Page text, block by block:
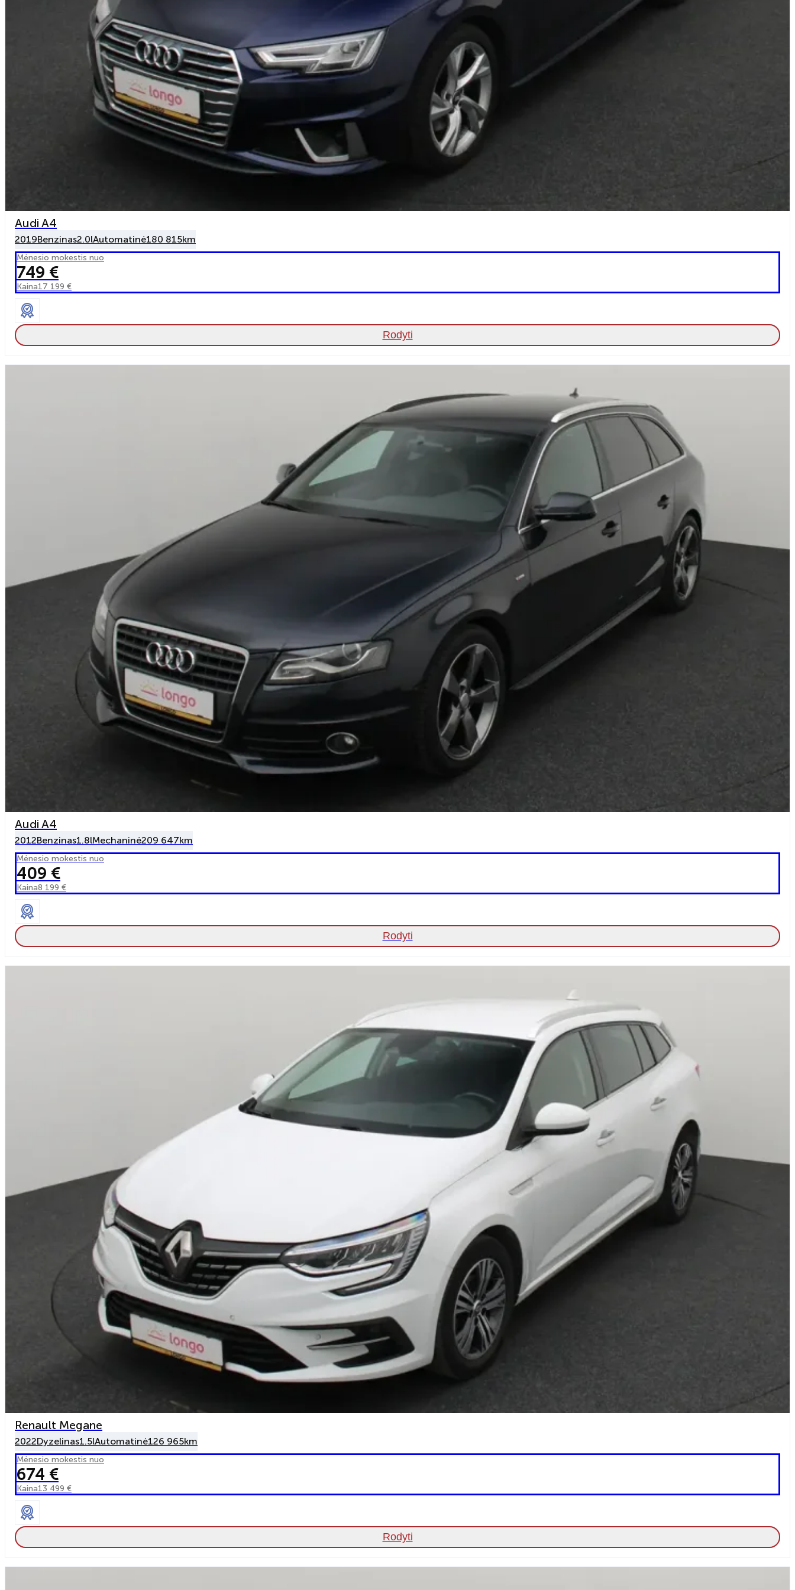
Audi A4
2019Benzinas2.0lAutomatinė180 815km
Mėnesio mokestis nuo
749 €
Kaina17 199 €
Rodyti
Audi A4
2012Benzinas1.8lMechaninė209 647km
Mėnesio mokestis nuo
409 €
Kaina8 199 €
Rodyti
Renault Megane
2022Dyzelinas1.5lAutomatinė126 965km
Mėnesio mokestis nuo
674 €
Kaina13 499 €
Rodyti